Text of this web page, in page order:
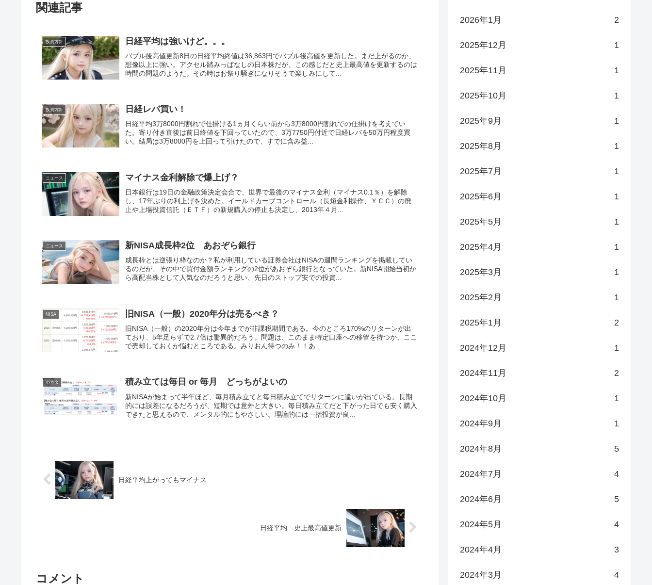
関連記事
投資方針 日経平均は強いけど。。。
バブル後高値更新8日の日経平均終値は36,863円でバブル後高値を更新した。まだ上がるのか、
想像以上に強い。アクセル踏みっぱなしの日本株だが、この感じだと史上最高値を更新するのは
時間の問題のようだ。その時はお祭り騒ぎになりそうで楽しみにして...
投資方針 日経レバ買い！
日経平均3万8000円割れで仕掛ける1ヵ月くらい前から3万8000円割れでの仕掛けを考えてい
た。寄り付き直後は前日終値を下回っていたので、3万7750円付近で日経レバを50万円程度買
い。結局は3万8000円を上回って引けたので、すでに含み益...
ニュース マイナス金利解除で爆上げ？
日本銀行は19日の金融政策決定会合で、世界で最後のマイナス金利（マイナス0.1％）を解除
し、17年ぶりの利上げを決めた。イールドカーブコントロール（長短金利操作、ＹＣＣ）の廃
止や上場投資信託（ＥＴＦ）の新規購入の停止も決定し、2013年４月...
ニュース 新NISA成長枠2位 あおぞら銀行
成長枠とは逆張り枠なのか？私が利用している証券会社はNISAの週間ランキングを掲載してい
るのだが、その中で買付金額ランキングの2位があおぞら銀行となっていた。新NISA開始当初か
ら高配当株として人気なのだろうと思い、先日のストップ安での投資...
NISA 旧NISA（一般）2020年分は売るべき？
旧NISA（一般）の2020年分は今年までが非課税期間である。今のところ170%のリターンが出
ており、5年足らずで2.7倍は驚異的だろう。問題は、このまま特定口座への移管を待つか、ここ
で売却しておくか悩むところである。みりおん待つのみ！！あ...
小ネタ 積み立ては毎日 or 毎月 どっちがよいの
新NISAが始まって半年ほど、毎月積み立てと毎日積み立てでリターンに違いが出ている。長期
的には誤差になるだろうが、短期では意外と大きい。毎日積み立てだと下がった日でも安く購入
できたと思えるので、メンタル的にもやさしい。理論的には一括投資が良...
日経平均上がってもマイナス
日経平均 史上最高値更新
コメント
2026年1月 2
2025年12月 1
2025年11月 1
2025年10月 1
2025年9月 1
2025年8月 1
2025年7月 1
2025年6月 1
2025年5月 1
2025年4月 1
2025年3月 1
2025年2月 1
2025年1月 2
2024年12月 1
2024年11月 2
2024年10月 1
2024年9月 1
2024年8月 5
2024年7月 4
2024年6月 5
2024年5月 4
2024年4月 3
2024年3月 4